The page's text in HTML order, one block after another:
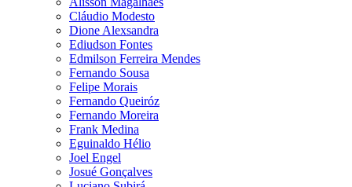
Cláudio Modesto
Dione Alexsandra
Ediudson Fontes
Edmilson Ferreira Mendes
Fernando Sousa
Felipe Morais
Fernando Queiróz
Fernando Moreira
Frank Medina
Eguinaldo Hélio
Joel Engel
Josué Gonçalves